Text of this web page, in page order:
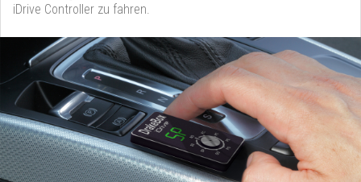
iDrive Controller zu fahren.